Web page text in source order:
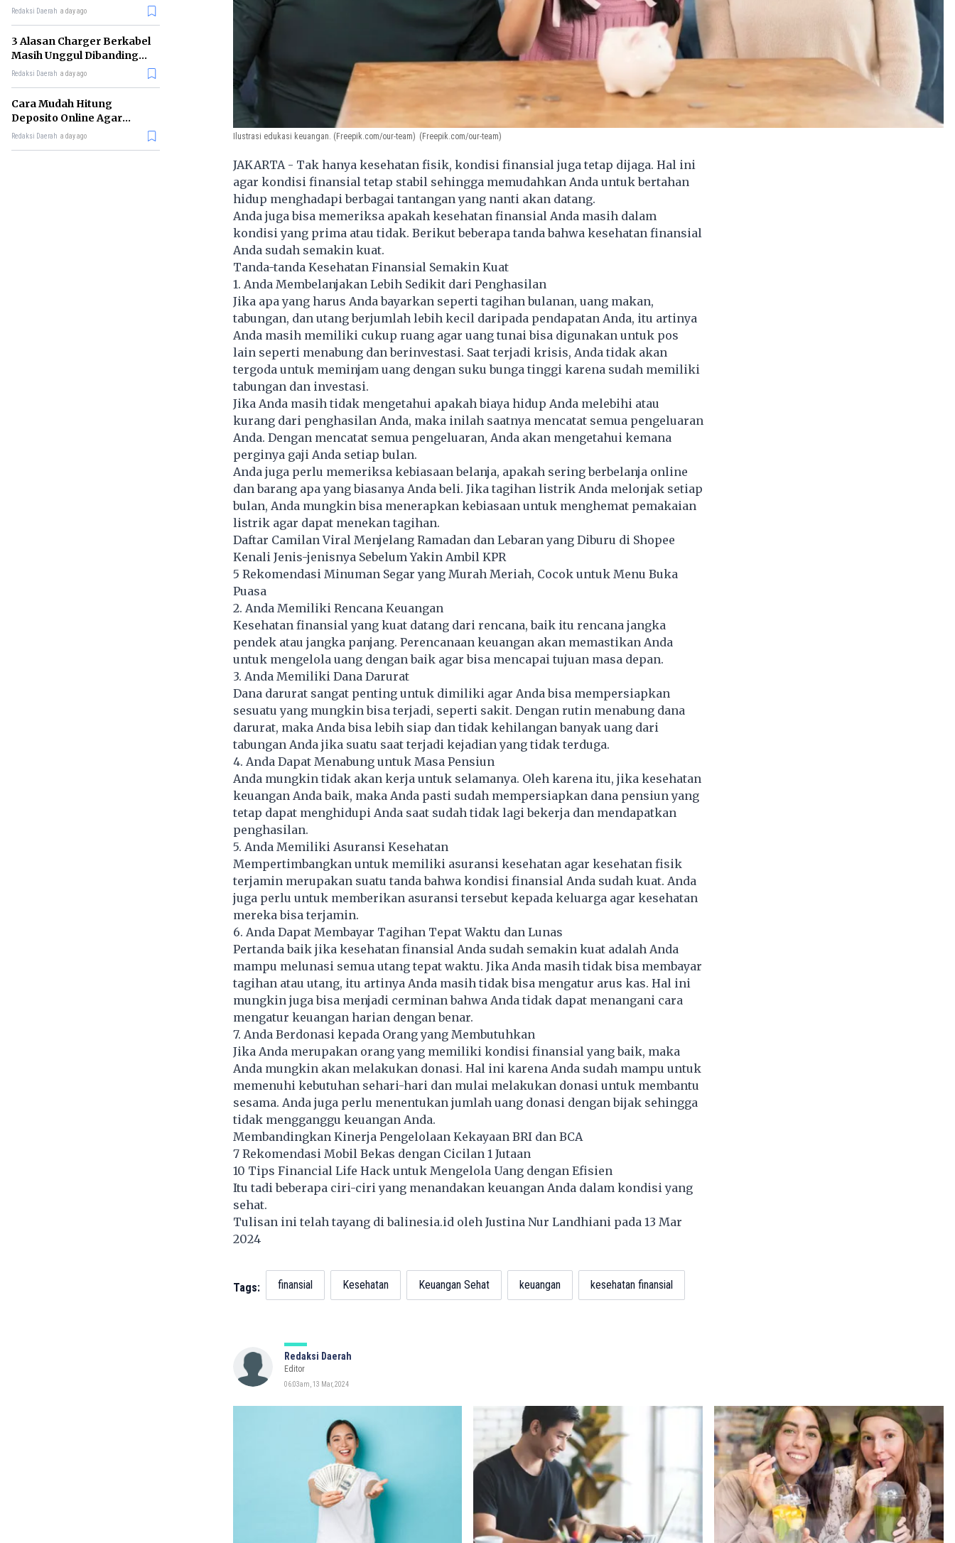
Terbaiknya
Redaksi Daerah a day ago
3 Alasan Charger Berkabel
Masih Unggul Dibanding
Wireless Charging
Redaksi Daerah a day ago
Cara Mudah Hitung
Deposito Online Agar
Untung dalam Jangka
Redaksi Daerah a day ago Ilustrasi edukasi keuangan. (Freepik.com/our-team) (Freepik.com/our-team)
JAKARTA - Tak hanya kesehatan fisik, kondisi finansial juga tetap dijaga. Hal ini
agar kondisi finansial tetap stabil sehingga memudahkan Anda untuk bertahan
hidup menghadapi berbagai tantangan yang nanti akan datang.
Anda juga bisa memeriksa apakah kesehatan finansial Anda masih dalam
kondisi yang prima atau tidak. Berikut beberapa tanda bahwa kesehatan finansial
Anda sudah semakin kuat.
Tanda-tanda Kesehatan Finansial Semakin Kuat
1. Anda Membelanjakan Lebih Sedikit dari Penghasilan
Jika apa yang harus Anda bayarkan seperti tagihan bulanan, uang makan,
tabungan, dan utang berjumlah lebih kecil daripada pendapatan Anda, itu artinya
Anda masih memiliki cukup ruang agar uang tunai bisa digunakan untuk pos
lain seperti menabung dan berinvestasi. Saat terjadi krisis, Anda tidak akan
tergoda untuk meminjam uang dengan suku bunga tinggi karena sudah memiliki
tabungan dan investasi.
Jika Anda masih tidak mengetahui apakah biaya hidup Anda melebihi atau
kurang dari penghasilan Anda, maka inilah saatnya mencatat semua pengeluaran
Anda. Dengan mencatat semua pengeluaran, Anda akan mengetahui kemana
perginya gaji Anda setiap bulan.
Anda juga perlu memeriksa kebiasaan belanja, apakah sering berbelanja online
dan barang apa yang biasanya Anda beli. Jika tagihan listrik Anda melonjak setiap
bulan, Anda mungkin bisa menerapkan kebiasaan untuk menghemat pemakaian
listrik agar dapat menekan tagihan.
Daftar Camilan Viral Menjelang Ramadan dan Lebaran yang Diburu di Shopee
Kenali Jenis-jenisnya Sebelum Yakin Ambil KPR
5 Rekomendasi Minuman Segar yang Murah Meriah, Cocok untuk Menu Buka
Puasa
2. Anda Memiliki Rencana Keuangan
Kesehatan finansial yang kuat datang dari rencana, baik itu rencana jangka
pendek atau jangka panjang. Perencanaan keuangan akan memastikan Anda
untuk mengelola uang dengan baik agar bisa mencapai tujuan masa depan.
3. Anda Memiliki Dana Darurat
Dana darurat sangat penting untuk dimiliki agar Anda bisa mempersiapkan
sesuatu yang mungkin bisa terjadi, seperti sakit. Dengan rutin menabung dana
darurat, maka Anda bisa lebih siap dan tidak kehilangan banyak uang dari
tabungan Anda jika suatu saat terjadi kejadian yang tidak terduga.
4. Anda Dapat Menabung untuk Masa Pensiun
Anda mungkin tidak akan kerja untuk selamanya. Oleh karena itu, jika kesehatan
keuangan Anda baik, maka Anda pasti sudah mempersiapkan dana pensiun yang
tetap dapat menghidupi Anda saat sudah tidak lagi bekerja dan mendapatkan
penghasilan.
5. Anda Memiliki Asuransi Kesehatan
Mempertimbangkan untuk memiliki asuransi kesehatan agar kesehatan fisik
terjamin merupakan suatu tanda bahwa kondisi finansial Anda sudah kuat. Anda
juga perlu untuk memberikan asuransi tersebut kepada keluarga agar kesehatan
mereka bisa terjamin.
6. Anda Dapat Membayar Tagihan Tepat Waktu dan Lunas
Pertanda baik jika kesehatan finansial Anda sudah semakin kuat adalah Anda
mampu melunasi semua utang tepat waktu. Jika Anda masih tidak bisa membayar
tagihan atau utang, itu artinya Anda masih tidak bisa mengatur arus kas. Hal ini
mungkin juga bisa menjadi cerminan bahwa Anda tidak dapat menangani cara
mengatur keuangan harian dengan benar.
7. Anda Berdonasi kepada Orang yang Membutuhkan
Jika Anda merupakan orang yang memiliki kondisi finansial yang baik, maka
Anda mungkin akan melakukan donasi. Hal ini karena Anda sudah mampu untuk
memenuhi kebutuhan sehari-hari dan mulai melakukan donasi untuk membantu
sesama. Anda juga perlu menentukan jumlah uang donasi dengan bijak sehingga
tidak mengganggu keuangan Anda.
Membandingkan Kinerja Pengelolaan Kekayaan BRI dan BCA
7 Rekomendasi Mobil Bekas dengan Cicilan 1 Jutaan
10 Tips Financial Life Hack untuk Mengelola Uang dengan Efisien
Itu tadi beberapa ciri-ciri yang menandakan keuangan Anda dalam kondisi yang
sehat.
Tulisan ini telah tayang dibalinesia.id oleh Justina Nur Landhiani pada 13 Mar
2024
Tags: finansial Kesehatan Keuangan Sehat keuangan kesehatan finansial
Redaksi Daerah
Editor
06:03am, 13 Mar, 2024